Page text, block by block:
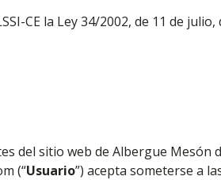
CE la Ley 34/2002, de 11 de julio,
del sitio web de Albergue Mesón
(“Usuario”) acepta someterse a